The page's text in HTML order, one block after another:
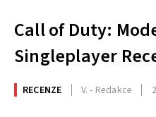
Call of Duty:
Singleplayer
RECENZE V. - Redakce